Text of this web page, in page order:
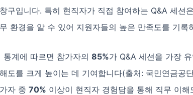
구입니다. 특히 현직자가 직접 참여하는 Q&A 세션
환경을 알 수 있어 지원자들의 높은 만족도를 기록
계에 따르면 참가자의 85%가 Q&A 세션을 가장
도를 크게 높이는 데 기여합니다(출처: 국민연금공
자 중 70% 이상이 현직자 경험담을 통해 직무 이